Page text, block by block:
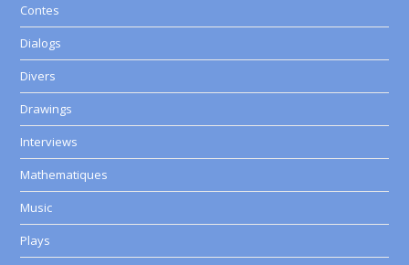
Contes
Dialogs
Divers
Drawings
Interviews
Mathematiques
Music
Plays